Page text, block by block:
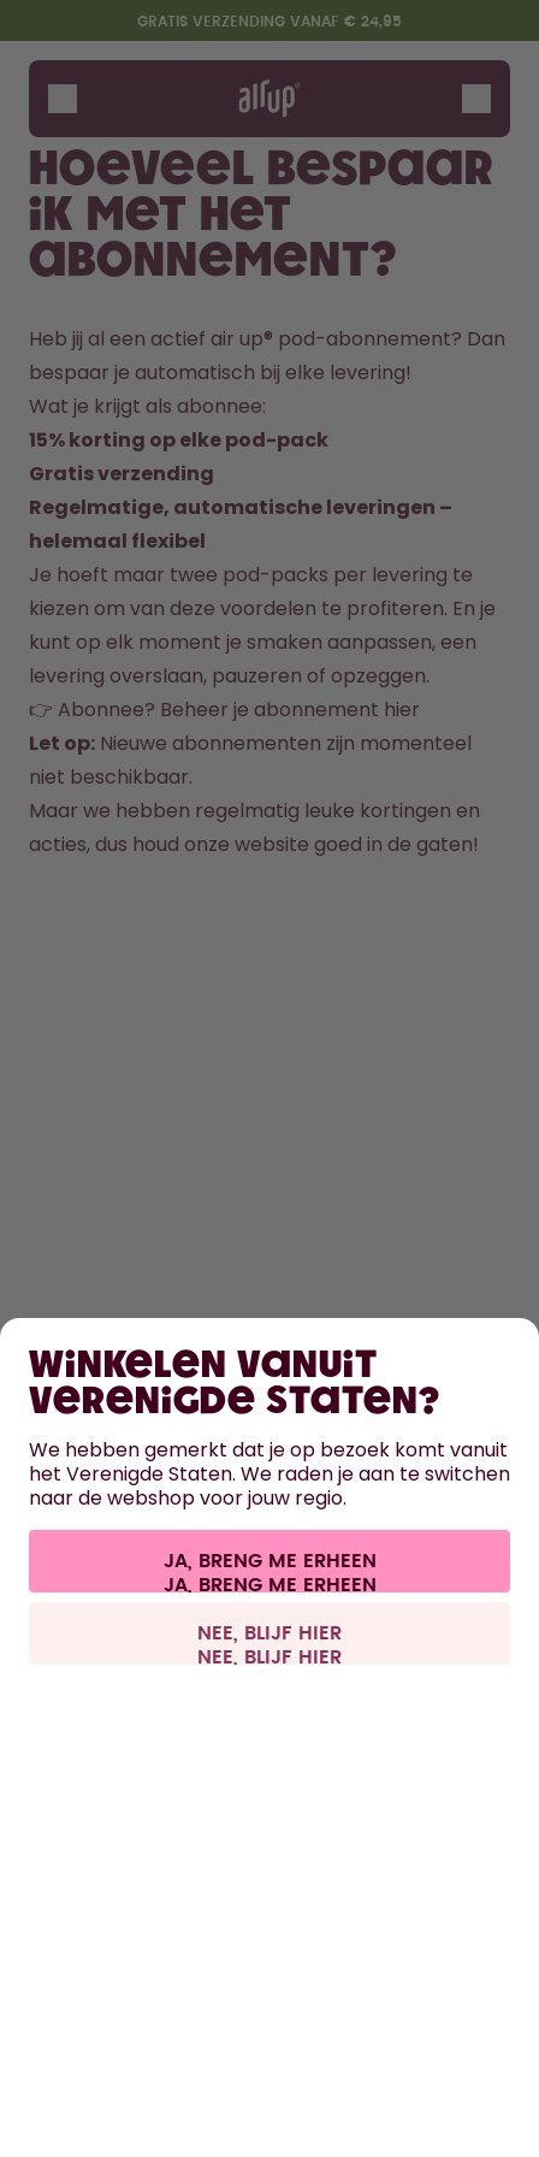
Overslaan en naar de inhoud gaan
ToegankelijkheidsverklaringGRATIS VERZENDING VANAF € 24,95
Flessen
Smaken
Accessoires
Starter Sets
Zeg hallo tegen de "O"
Hoe het werkt
Support & FAQ
Vergelijk de flessen
Hoeveel bespaar
ik met het
abonnement?
Heb jij al een actief air up® pod-abonnement? Dan
bespaar je automatisch bij elke levering!
Wat je krijgt als abonnee:
15% korting op elke pod-pack
Gratis verzending
Regelmatige, automatische leveringen –
helemaal flexibel
Je hoeft maar twee pod-packs per levering te
kiezen om van deze voordelen te profiteren. En je
kunt op elk moment je smaken aanpassen, een
levering overslaan, pauzeren of opzeggen.
👉 Abonnee? Beheer je abonnement hier
Let op: Nieuwe abonnementen zijn momenteel
niet beschikbaar.
Maar we hebben regelmatig leuke kortingen en
acties, dus houd onze website goed in de gaten!
ONTDEK
HULP
CONTACT
Cookie-instellingen Algemene voorwaarden
Juridische informatie Overeenkomst herroepen
Alle prijzen zijn inclusief BTW en exclusief verzendkosten.
Winkelen vanuit
Verenigde Staten?
We hebben gemerkt dat je op bezoek komt vanuit
het Verenigde Staten. We raden je aan te switchen
naar de webshop voor jouw regio.
JA, BRENG ME ERHEEN
NEE, BLIJF HIER